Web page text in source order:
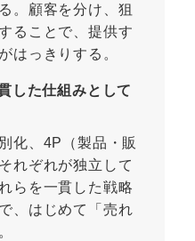
。顧客を分け、狙
ることで、提供す
はっきりする。
した仕組みとして
化、4P（製品・販
れぞれが独立して
らを一貫した戦略
、はじめて「売れ